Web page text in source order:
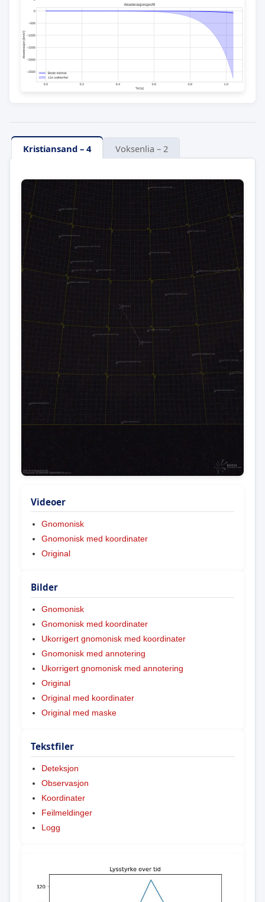
Kristiansand – 4 Voksenlia – 2
Videoer
Gnomonisk
Gnomonisk med koordinater
Original
Bilder
Gnomonisk
Gnomonisk med koordinater
Ukorrigert gnomonisk med koordinater
Gnomonisk med annotering
Ukorrigert gnomonisk med annotering
Original
Original med koordinater
Original med maske
Tekstfiler
Deteksjon
Observasjon
Koordinater
Feilmeldinger
Logg